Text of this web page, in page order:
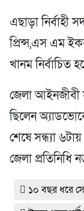
এছাড়া
প্রিন্স,এস এম
খানম নির্বাচিত
জেলা আইনজীবী
ছিলেন
শেষে সন্ধ্যা
জেলা প্রতিনিধি
১০ বছর ধরে